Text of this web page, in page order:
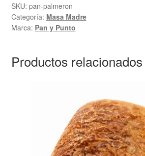
SKU: pan-palmeron
Categoría: Masa Madre
Marca: Pan y Punto
Productos relacionados